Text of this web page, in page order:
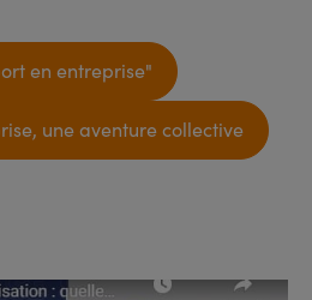
en entreprise"
une aventure collective